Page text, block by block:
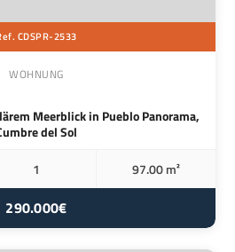
CDSPR-2533
WOHNUNG
Meerblick in Pueblo Panorama,
del Sol
1 97.00 m²
290.000€